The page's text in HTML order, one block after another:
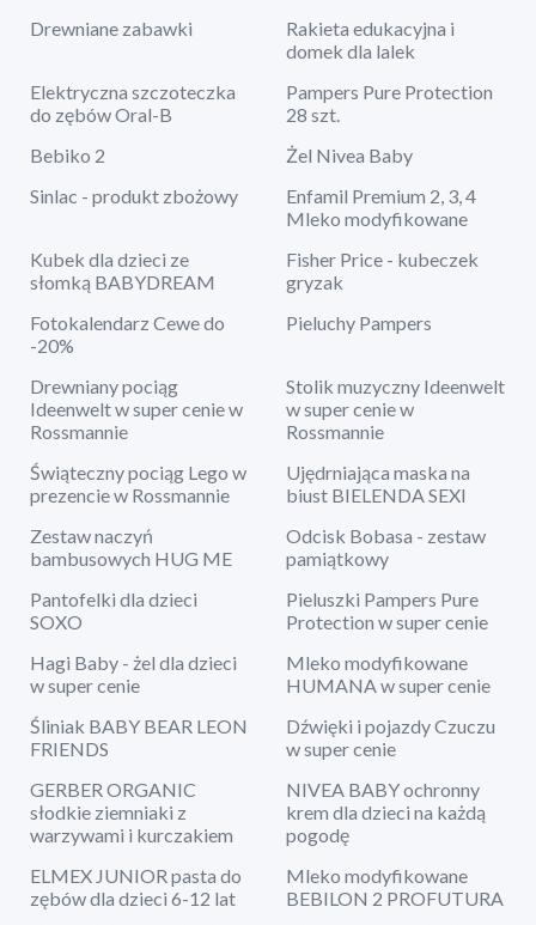
Drewniane zabawki
Rakieta edukacyjna i
domek dla lalek
Elektryczna szczoteczka
do zębów Oral-B
Pampers Pure Protection
28 szt.
Bebiko 2
Żel Nivea Baby
Sinlac - produkt zbożowy
Enfamil Premium 2, 3, 4
Mleko modyfikowane
Kubek dla dzieci ze
słomką BABYDREAM
Fisher Price - kubeczek
gryzak
Fotokalendarz Cewe do
-20%
Pieluchy Pampers
Drewniany pociąg
Ideenwelt w super cenie w
Rossmannie
Stolik muzyczny Ideenwelt
w super cenie w
Rossmannie
Świąteczny pociąg Lego w
prezencie w Rossmannie
Ujędrniająca maska na
biust BIELENDA SEXI
Zestaw naczyń
bambusowych HUG ME
Odcisk Bobasa - zestaw
pamiątkowy
Pantofelki dla dzieci
SOXO
Pieluszki Pampers Pure
Protection w super cenie
Hagi Baby - żel dla dzieci
w super cenie
Mleko modyfikowane
HUMANA w super cenie
Śliniak BABY BEAR LEON
FRIENDS
Dźwięki i pojazdy Czuczu
w super cenie
GERBER ORGANIC
słodkie ziemniaki z
warzywami i kurczakiem
NIVEA BABY ochronny
krem dla dzieci na każdą
pogodę
ELMEX JUNIOR pasta do
zębów dla dzieci 6-12 lat
Mleko modyfikowane
BEBILON 2 PROFUTURA